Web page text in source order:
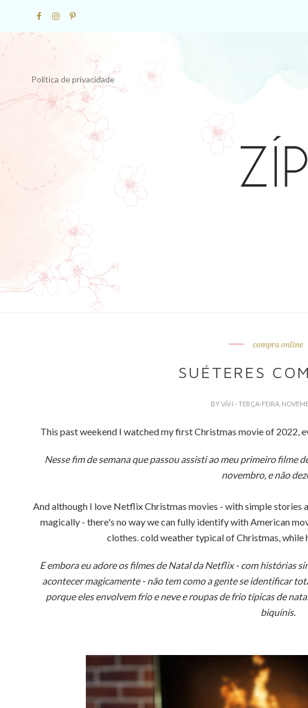
Política de privacidade
compra online
SUÉTERES
BYVÂN- TERÇA-FEIRA,
This past weekend I watched my first Christmas movie of 2022,
Nesse fim de semana que passou assisti ao meu primeiro filme
novembro, e não
And although I love Netflix Christmas movies - with simple stories
magically - there's no way we can fully identify with American
clothes. cold weather typical of Christmas, while
E embora eu adore os filmes de Natal da Netflix - com histórias
acontecer magicamente - não tem como a gente se identificar
porque eles envolvem frio e neve e roupas de frio típicas de
biquínis.